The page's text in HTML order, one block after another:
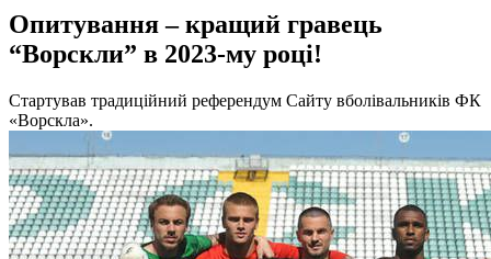
Опитування – кращий гравець
“Ворскли” в 2023-му році!
Стартував традиційний референдум Сайту вболівальників ФК
«Ворскла».